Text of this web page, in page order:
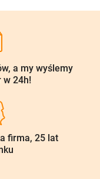
a my wyślemy
w 24h!
firma, 25 lat